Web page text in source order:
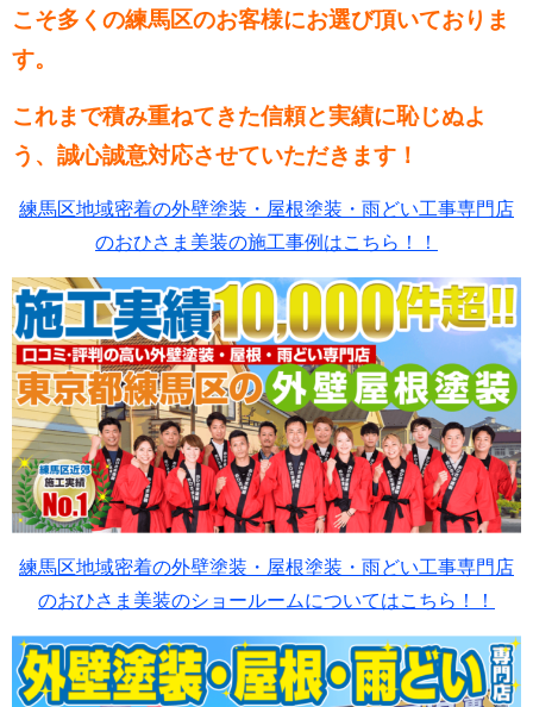
こそ多くの練馬区のお客様にお選び頂いておりま
す。
これまで積み重ねてきた信頼と実績に恥じぬよ
う、誠心誠意対応させていただきます！
練馬区地域密着の外壁塗装・屋根塗装・雨どい工事専門店
のおひさま美装の施工事例はこちら！！
練馬区地域密着の外壁塗装・屋根塗装・雨どい工事専門店
のおひさま美装のショールームについてはこちら！！